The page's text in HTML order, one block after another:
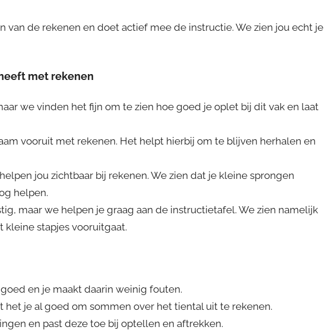
van de rekenen en doet actief mee de instructie. We zien jou echt je
met rekenen
we vinden het fijn om te zien hoe goed je oplet bij dit vak en laat
vooruit met rekenen. Het helpt hierbij om te blijven herhalen en
jou zichtbaar bij rekenen. We zien dat je kleine sprongen
helpen.
maar we helpen je graag aan de instructietafel. We zien namelijk
kleine stapjes vooruitgaat.
en je maakt daarin weinig fouten.
het je al goed om sommen over het tiental uit te rekenen.
en past deze toe bij optellen en aftrekken.